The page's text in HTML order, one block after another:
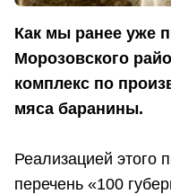
Как мы ранее уже
Морозовского
комплекс по
мяса баранины.
Реализацией этого
перечень «100